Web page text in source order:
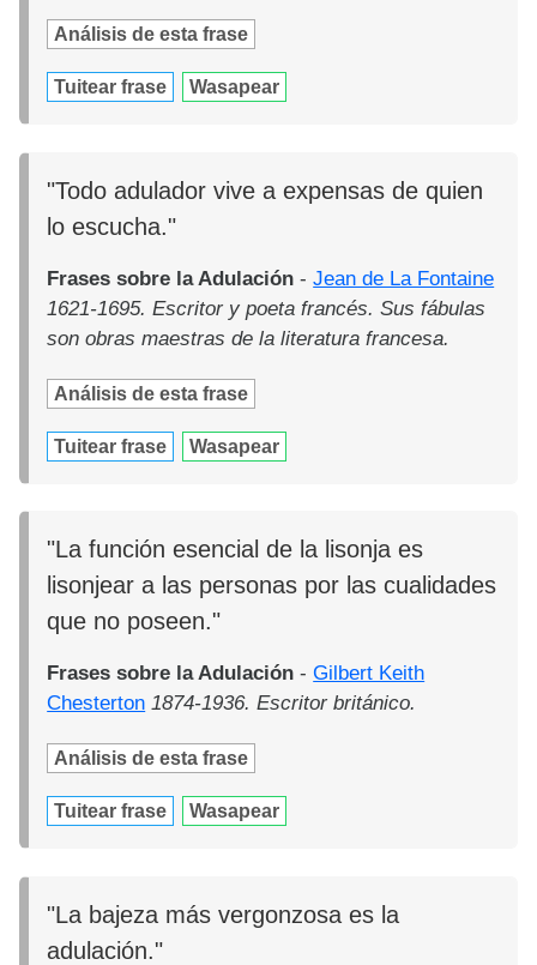
Análisis de esta frase
Tuitear frase Wasapear
"Todo adulador vive a expensas de quien
lo escucha."
Frases sobre la Adulación -Jean de La Fontaine
1621-1695. Escritor y poeta francés. Sus fábulas
son obras maestras de la literatura francesa.
Análisis de esta frase
Tuitear frase Wasapear
"La función esencial de la lisonja es
lisonjear a las personas por las cualidades
que no poseen."
Frases sobre la Adulación -Gilbert Keith
Chesterton 1874-1936. Escritor británico.
Análisis de esta frase
Tuitear frase Wasapear
"La bajeza más vergonzosa es la
adulación."